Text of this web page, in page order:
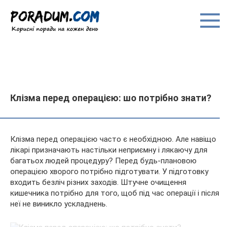
вмісту
Клізма перед операцією: шо потрібно знати?
Клізма перед операцією часто є необхідною. Але навіщо
лікарі призначають настільки неприємну і лякаючу для
багатьох людей процедуру? Перед будь-плановою
операцією хворого потрібно підготувати. У підготовку
входить безліч різних заходів. Штучне очищення
кишечника потрібно для того, щоб під час операції і після
неї не виникло ускладнень.